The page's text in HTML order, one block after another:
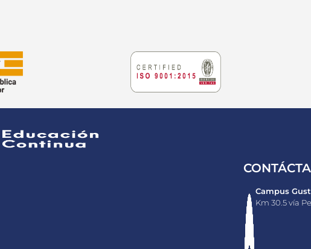
Campus
Km 30.5 vía